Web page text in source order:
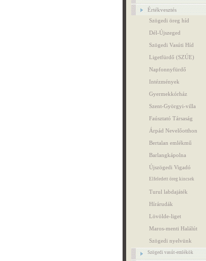
Értékvesztés
Szögedi öreg híd
Dél-Újszeged
Szögedi Vasúti Híd
Ligetfürdő (SZÚE)
Napfonnyfürdő
Intézmények
Gyermekkórház
Szent-Györgyi-villa
Faúsztató Társaság
Árpád Nevelőotthon
Bertalan emlékmű
Barlangkápolna
Újszögedi Vigadó
Elfeledett öreg kincsek
Turul labdajáték
Hírárudák
Lövölde-liget
Maros-menti Halálút
Szögedi nyelvünk
Szögedi vasút-emlékök